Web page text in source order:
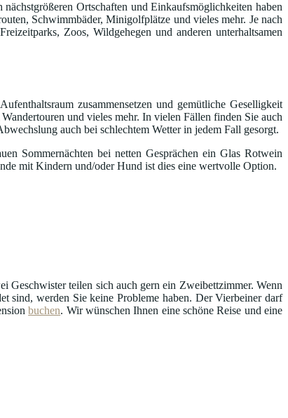
Ortschaften und Einkaufsmöglichkeiten haben
Schwimmbäder, Minigolfplätze und vieles mehr. Je nach
Zoos, Wildgehegen und anderen unterhaltsamen
zusammensetzen und gemütliche Geselligkeit
und vieles mehr. In vielen Fällen finden Sie auch
auch bei schlechtem Wetter in jedem Fall gesorgt.
Sommernächten bei netten Gesprächen ein Glas Rotwein
mit Kindern und/oder Hund ist dies eine wertvolle Option.
teilen sich auch gern ein Zweibettzimmer. Wenn
sind, werden Sie keine Probleme haben. Der Vierbeiner darf
buchen. Wir wünschen Ihnen eine schöne Reise und eine